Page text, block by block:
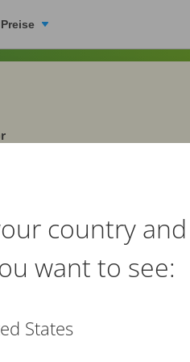
sich
passt sich an.
country and
want to see:
States